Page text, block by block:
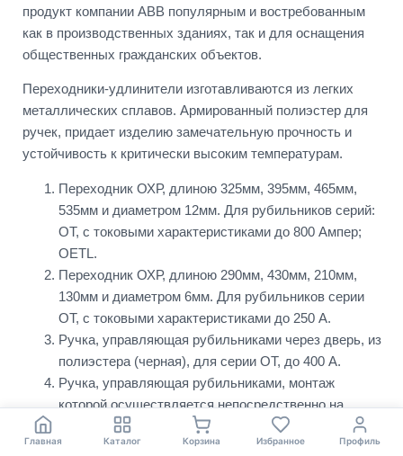
продукт компании АВВ популярным и востребованным
как в производственных зданиях, так и для оснащения
общественных гражданских объектов.
Переходники-удлинители изготавливаются из легких
металлических сплавов. Армированный полиэстер для
ручек, придает изделию замечательную прочность и
устойчивость к критически высоким температурам.
Переходник ОХР, длиною 325мм, 395мм, 465мм,
535мм и диаметром 12мм. Для рубильников серий:
ОТ, с токовыми характеристиками до 800 Ампер;
ОЕТL.
Переходник ОХР, длиною 290мм, 430мм, 210мм,
130мм и диаметром 6мм. Для рубильников серии
ОТ, с токовыми характеристиками до 250 А.
Ручка, управляющая рубильниками через дверь, из
полиэстера (черная), для серии ОТ, до 400 А.
Ручка, управляющая рубильниками, монтаж
которой осуществляется непосредственно на
аппарат, из полиэстера (черная), для серии ОТ, до
250 А.
Главная Каталог Корзина Избранное Профиль